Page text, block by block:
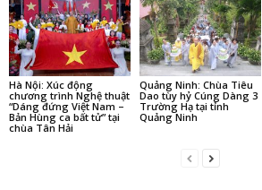
Hà Nội: Xúc động
chương trình Nghệ thuật
“Dáng đứng Việt Nam –
Bản Hùng ca bất tử” tại
chùa Tân Hải
Quảng Ninh: Chùa Tiêu
Dao tùy hỷ Cúng Dàng 3
Trường Hạ tại tỉnh
Quảng Ninh